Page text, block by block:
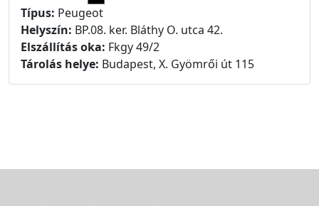
Típus: Peugeot
Helyszín: BP.08. ker. Bláthy O. utca 42.
Elszállítás oka: Fkgy 49/2
Tárolás helye: Budapest, X. Gyömrői út 115